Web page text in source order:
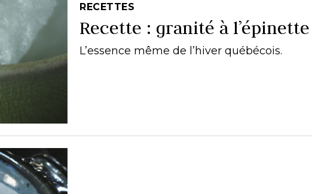
RECETTES
Recette : granité à l’épinette
L’essence même de l’hiver québécois.